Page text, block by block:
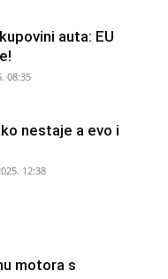
auta: EU
08:35
nestaje a evo i
12:38
motora s